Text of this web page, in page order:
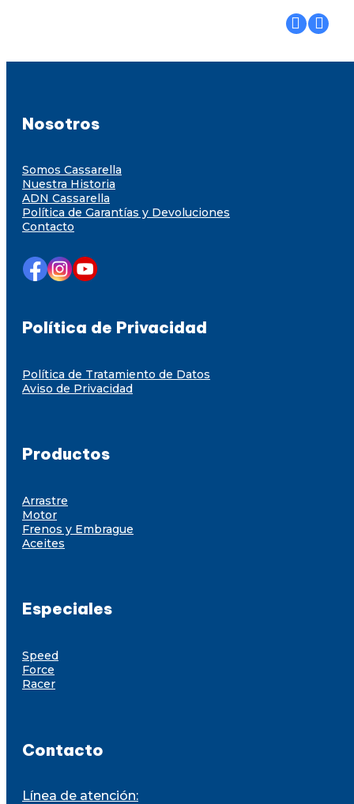
Nosotros
Somos Cassarella
Nuestra Historia
ADN Cassarella
Política de Garantías y Devoluciones
Contacto
Política de Privacidad
Política de Tratamiento de Datos
Aviso de Privacidad
Productos
Arrastre
Motor
Frenos y Embrague
Aceites
Especiales
Speed
Force
Racer
Contacto
Línea de atención: